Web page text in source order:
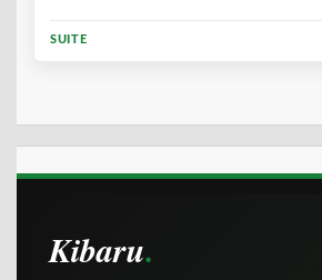
SUITE
Kibaru